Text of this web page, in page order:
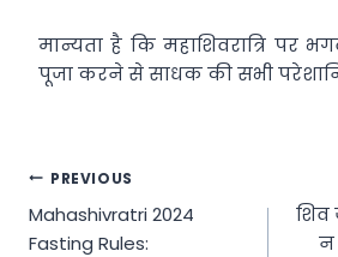
मान्यता है कि महाशिवरात्रि पर
पूजा करने से साधक की सभी
Post
navigation
PREVIOUS
Mahashivratri 2024
Fasting Rules:
शिव
न